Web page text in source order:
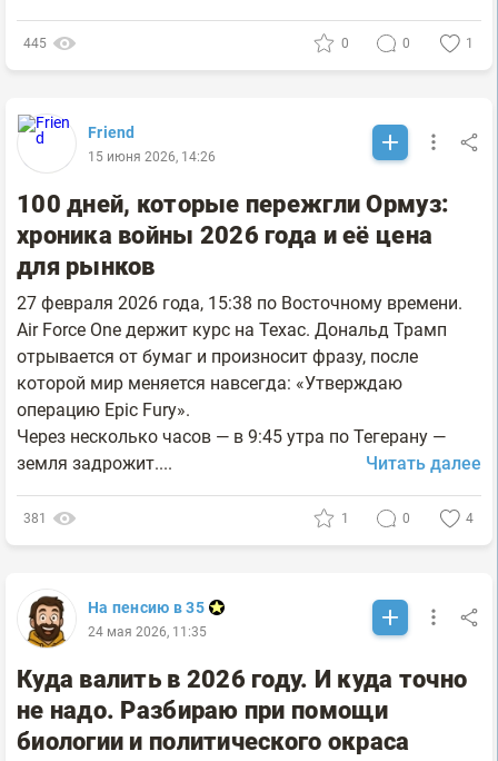
445 0 0 1
Friend
15 июня 2026, 14:26
100 дней, которые пережгли Ормуз:
хроника войны 2026 года и её цена
для рынков
27 февраля 2026 года, 15:38 по Восточному времени.
Air Force One держит курс на Техас. Дональд Трамп
отрывается от бумаг и произносит фразу, после
которой мир меняется навсегда: «Утверждаю
операцию Epic Fury».
Через несколько часов — в 9:45 утра по Тегерану —
земля задрожит....
Читать далее
381 1 0 4
На пенсию в 35
24 мая 2026, 11:35
Куда валить в 2026 году. И куда точно
не надо. Разбираю при помощи
биологии и политического окраса